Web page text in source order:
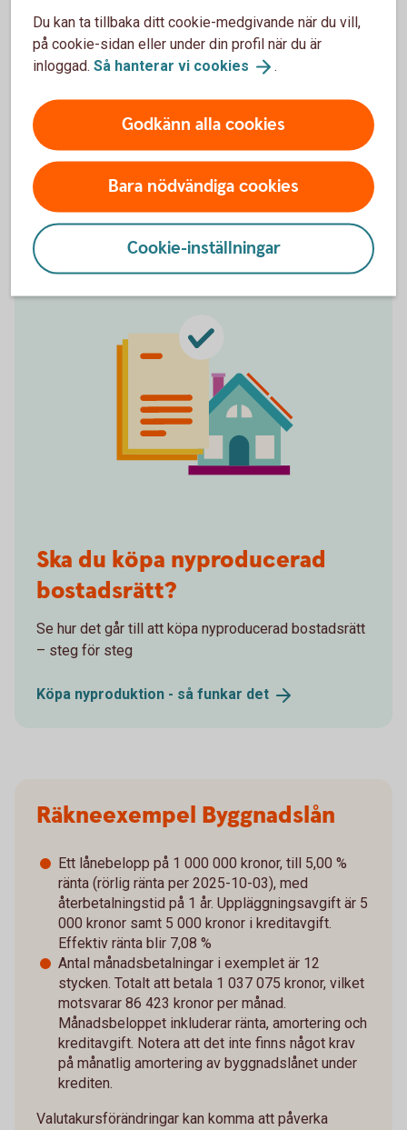
amorteringsfrihet i
fem år.
1
Observera att andra regler gäller vid
maximalt vara 80 % av värdet på bostaden. Det
går inte heller att ansöka om amorteringsfrihet
vid ombyggnation eller renovering. Tillbaka
Ska du köpa nyproducerad
bostadsrätt?
Se hur det går till att köpa nyproducerad bostadsrätt
– steg för steg
Köpa nyproduktion - så funkar det
Räkneexempel Byggnadslån
Ett lånebelopp på 1 000 000 kronor, till 5,00 %
ränta (rörlig ränta per 2025-10-03), med
återbetalningstid på 1 år. Uppläggningsavgift är 5
000 kronor samt 5 000 kronor i kreditavgift.
Effektiv ränta blir 7,08 %
Antal månadsbetalningar i exemplet är 12
stycken. Totalt att betala 1 037 075 kronor, vilket
motsvarar 86 423 kronor per månad.
Månadsbeloppet inkluderar ränta, amortering och
kreditavgift. Notera att det inte finns något krav
på månatlig amortering av byggnadslånet under
krediten.
Valutakursförändringar kan komma att påverka
Du kan ta tillbaka ditt cookie-medgivande när du vill,
på cookie-sidan eller under din profil när du är
inloggad. Så hanterar vi cookies .
Godkänn alla cookies
Bara nödvändiga cookies
Cookie-inställningar